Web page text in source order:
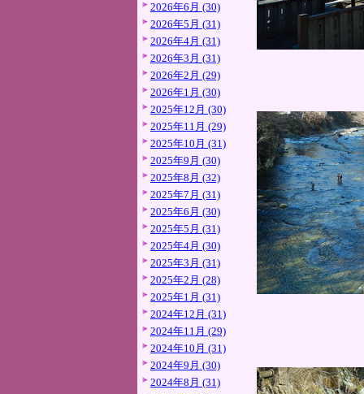
2026年6月 (30)
2026年5月 (31)
2026年4月 (31)
2026年3月 (31)
2026年2月 (29)
2026年1月 (30)
2025年12月 (30)
2025年11月 (29)
2025年10月 (31)
2025年9月 (30)
2025年8月 (32)
2025年7月 (31)
2025年6月 (30)
2025年5月 (31)
2025年4月 (30)
2025年3月 (31)
2025年2月 (28)
2025年1月 (31)
2024年12月 (31)
2024年11月 (29)
2024年10月 (31)
2024年9月 (30)
2024年8月 (31)